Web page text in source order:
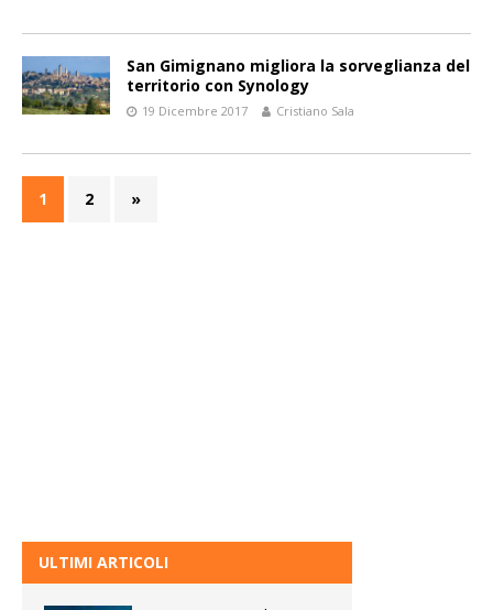
San Gimignano migliora la sorveglianza del
territorio con Synology
19 Dicembre 2017 Cristiano Sala
1 2 »
ULTIMI ARTICOLI